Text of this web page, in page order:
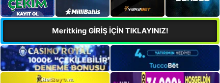
Meritking GİRİŞ İÇİN TIKLAYINIZ!